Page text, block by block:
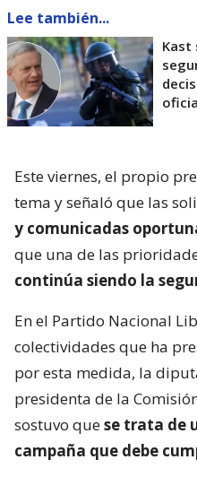
Lee también...
Kast
Este viernes, el propio
tema y señaló que las
y comunicadas
que una de las
continúa siendo la
En el Partido Nacional
colectividades que ha
por esta medida, la
presidenta de la
sostuvo quese trata de
campaña que debe